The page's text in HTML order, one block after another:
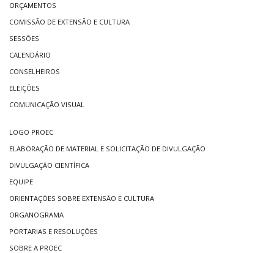
ORÇAMENTOS
COMISSÃO DE EXTENSÃO E CULTURA
SESSÕES
CALENDÁRIO
CONSELHEIROS
ELEIÇÕES
COMUNICAÇÃO VISUAL
LOGO PROEC
ELABORAÇÃO DE MATERIAL E SOLICITAÇÃO DE DIVULGAÇÃO
DIVULGAÇÃO CIENTÍFICA
EQUIPE
ORIENTAÇÕES SOBRE EXTENSÃO E CULTURA
ORGANOGRAMA
PORTARIAS E RESOLUÇÕES
SOBRE A PROEC